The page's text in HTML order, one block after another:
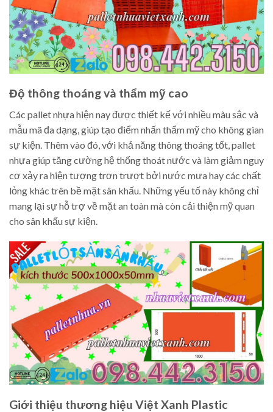
Độ thông thoáng và thẩm mỹ cao
Các pallet nhựa hiện nay được thiết kế với nhiều màu sắc và
mẫu mã đa dạng, giúp tạo điểm nhấn thẩm mỹ cho không gian
sự kiện. Thêm vào đó, với khả năng thông thoáng tốt, pallet
nhựa giúp tăng cường hệ thống thoát nước và làm giảm nguy
cơ xảy ra hiện tượng trơn trượt bởi nước mưa hay các chất
lỏng khác trên bề mặt sân khấu. Những yếu tố này không chỉ
mang lại sự hỗ trợ về mặt an toàn mà còn cải thiện mỹ quan
cho sân khấu sự kiện.
Giới thiệu thương hiệu Việt Xanh Plastic